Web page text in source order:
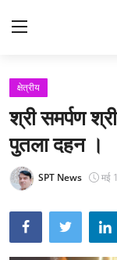
मुखपृष्ठ
Contact
क्षेत्रीय
क्षेत्रीय
श्री समर्पण
पुतला दहन ।
SPT News मई